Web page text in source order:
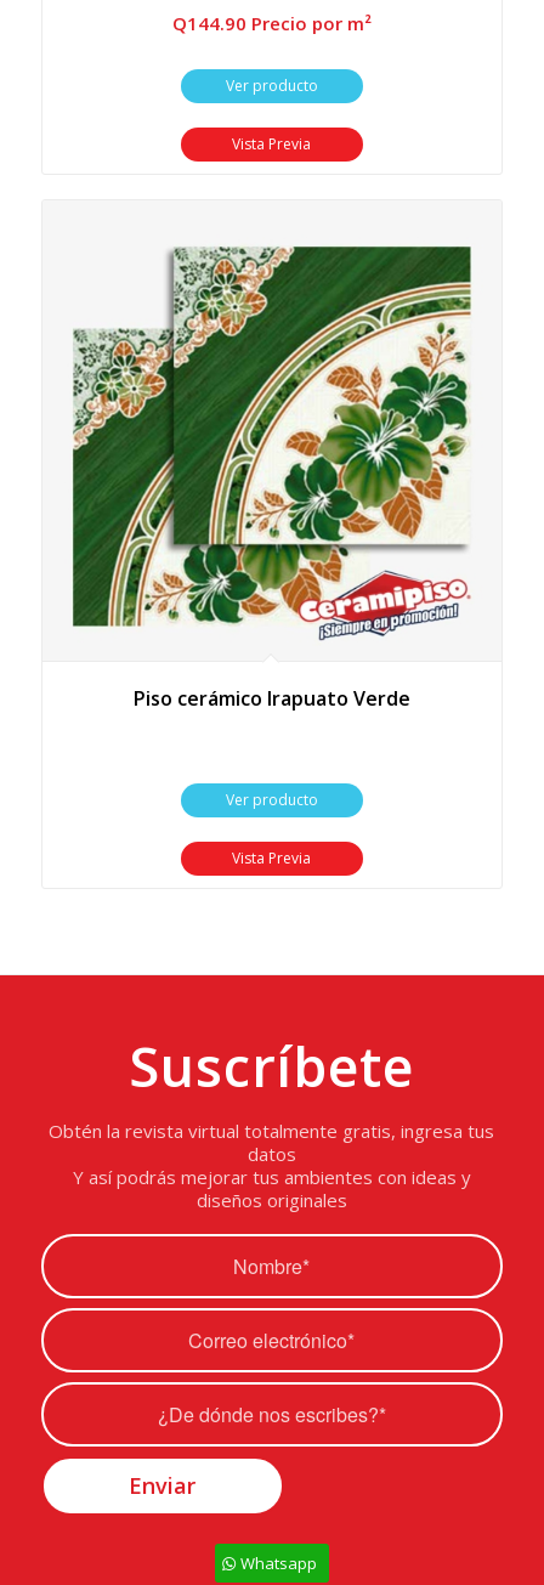
Q144.90 Precio por m²
Ver producto
Vista Previa
Piso cerámico Irapuato Verde
Ver producto
Vista Previa
Suscríbete
Obtén la revista virtual totalmente gratis, ingresa tus
datos
Y así podrás mejorar tus ambientes con ideas y
diseños originales
Whatsapp